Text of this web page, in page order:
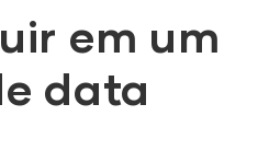
em um
data